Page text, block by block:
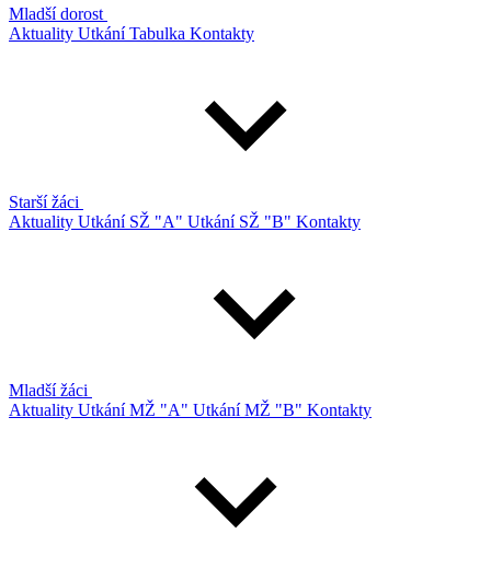
Mladší dorost
Aktuality UtkáníTabulka Kontakty
Starší žáci
Aktuality Utkání SŽ "A" Utkání SŽ "B" Kontakty
Mladší žáci
Aktuality Utkání MŽ "A" Utkání MŽ "B" Kontakty